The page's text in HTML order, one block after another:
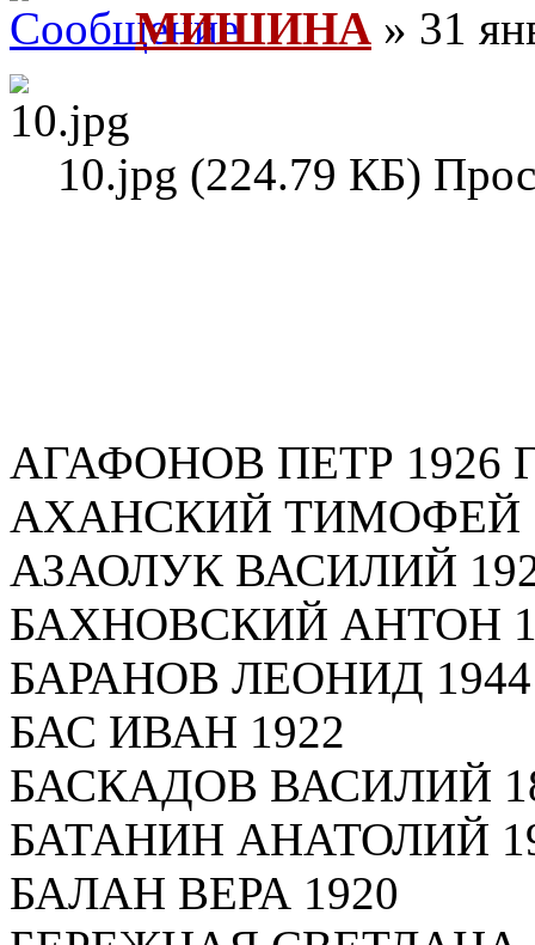
МИШИНА » 31
10.jpg (224.79 КБ)
АГАФОНОВ ПЕТР 1926
АХАНСКИЙ ТИМОФЕЙ
АЗАОЛУК ВАСИЛИЙ
БАХНОВСКИЙ АНТОН
БАРАНОВ ЛЕОНИД 1944
БАС ИВАН 1922
БАСКАДОВ ВАСИЛИЙ
БАТАНИН АНАТОЛИЙ
БАЛАН ВЕРА 1920